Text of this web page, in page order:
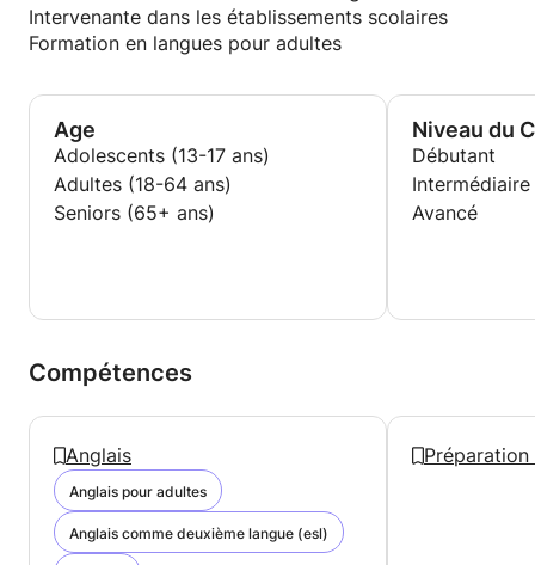
Intervenante dans les établissements scolaires
Formation en langues pour adultes
Age
Adolescents (13-17 ans)
Adultes (18-64 ans)
Seniors (65+ ans)
Niveau du
Débutant
Intermédiaire
Avancé
Compétences
Anglais
Anglais pour adultes
Anglais comme deuxième langue (esl)